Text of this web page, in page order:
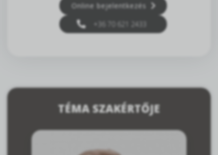
Online bejelentkezés
+36 70 621 2433
TÉMA SZAKÉRTŐJE